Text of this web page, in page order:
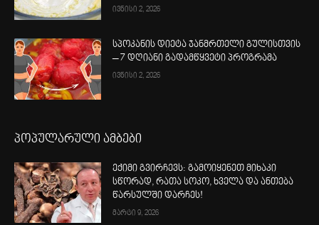
ივნისი 2, 2026
სპოკანის დიეტა ჯანმრთელი გულისთვის
– 7 დღიანი გადამწყვეტი პროგრამა
ივნისი 2, 2026
პოპულარული ამბები
ექიმი გვირჩევს: გამოიყენეთ მიხაკი
სწორად, რათა სოკო, ხველა და ანთება
წარსულში დარჩეს!
მარტი 9, 2026